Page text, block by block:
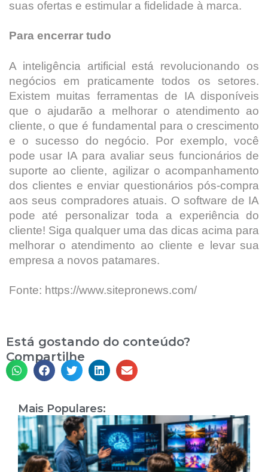
suas ofertas e estimular a fidelidade à marca.
Para encerrar tudo
A inteligência artificial está revolucionando os
negócios em praticamente todos os setores.
Existem muitas ferramentas de IA disponíveis
que o ajudarão a melhorar o atendimento ao
cliente, o que é fundamental para o crescimento
e o sucesso do negócio. Por exemplo, você
pode usar IA para avaliar seus funcionários de
suporte ao cliente, agilizar o acompanhamento
dos clientes e enviar questionários pós-compra
aos seus compradores atuais. O software de IA
pode até personalizar toda a experiência do
cliente! Siga qualquer uma das dicas acima para
melhorar o atendimento ao cliente e levar sua
empresa a novos patamares.
Fonte: https://www.sitepronews.com/
Está gostando do conteúdo?
Compartilhe
Mais Populares: